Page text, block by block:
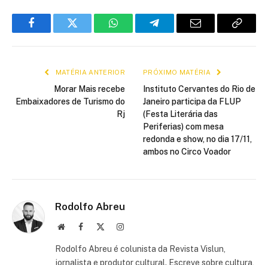
FacebookTwitter WhatsAppTelegramE-
Copiar
MATÉRIA ANTERIOR
Morar Mais recebe
Embaixadores de Turismo do
Rj
PRÓXIMO MATÉRIA
Instituto Cervantes do Rio de
Janeiro participa da FLUP
(Festa Literária das
Periferias) com mesa
redonda e show, no dia 17/11,
ambos no Circo Voador
Rodolfo Abreu
Site Facebook Instagram
Rodolfo Abreu é colunista da Revista Vislun,
jornalista e produtor cultural. Escreve sobre cultura,